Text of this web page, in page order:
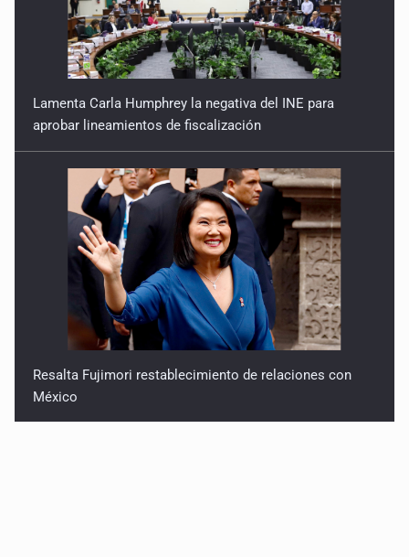
Lamenta Carla Humphrey la negativa del INE para
aprobar lineamientos de fiscalización
Resalta Fujimori restablecimiento de relaciones con
México